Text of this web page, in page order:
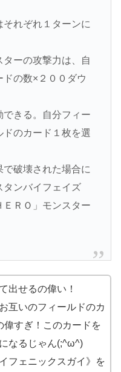
れぞれ１ターンに
ーの攻撃力は、自
の数×２００ダウ
きる。自分フィー
のカード１枚を選
破壊された場合に
タンバイフェイズ
ＲＯ」モンスター
出せるの偉い！
互いのフィールドのカ
偉すぎ！このカードを
なるじゃん(;^ω^)
フェニックスガイ》を